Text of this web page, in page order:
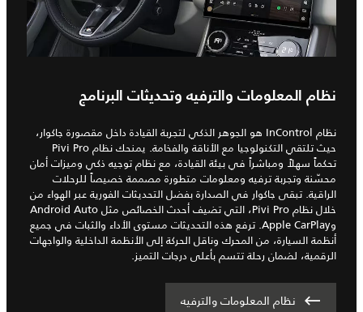
نظام المعلومات والترفيه وتحديثات البرنامج
نظام InControl هو الجوهر الذكي لتجربة القيادة داخل مقصورة جاكوار،
حيث تلتقي التكنولوجيا مع الأناقة والفخامة. يمنحك نظام Pivi Pro
تحكماً سهلاً ومباشراً في بيئة القيادة، مع نظام توجيه ذكي وميزات أمان
محسّنة وتجربة ترفيه ومعلومات متطورة مصممة خصيصاً للرحلات
الراقية. تبقى جاكوار في الصدارة بفضل التحديثات الفورية عبر الهواء من
خلال نظام Pivi Pro، التي تضيف أحدث الخصائص مثل Android Auto
وApple CarPlay. ترفع هذه التحديثات مستوى الأداء والثبات في جميع
أنظمة السيارة، من المحرك وناقل الحركة إلى الأنظمة الداخلية والواجهات
الرقمية، لضمان رحلة تتسم بأعلى درجات التميز.
نظام المعلومات والترفيه